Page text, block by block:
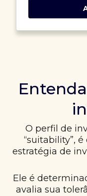
O perfil de
“suitability”,
estratégia de
Ele é
avalia sua